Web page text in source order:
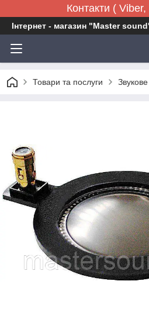
Контакти (
Інтернет - магазин "Master
Товари та послуги